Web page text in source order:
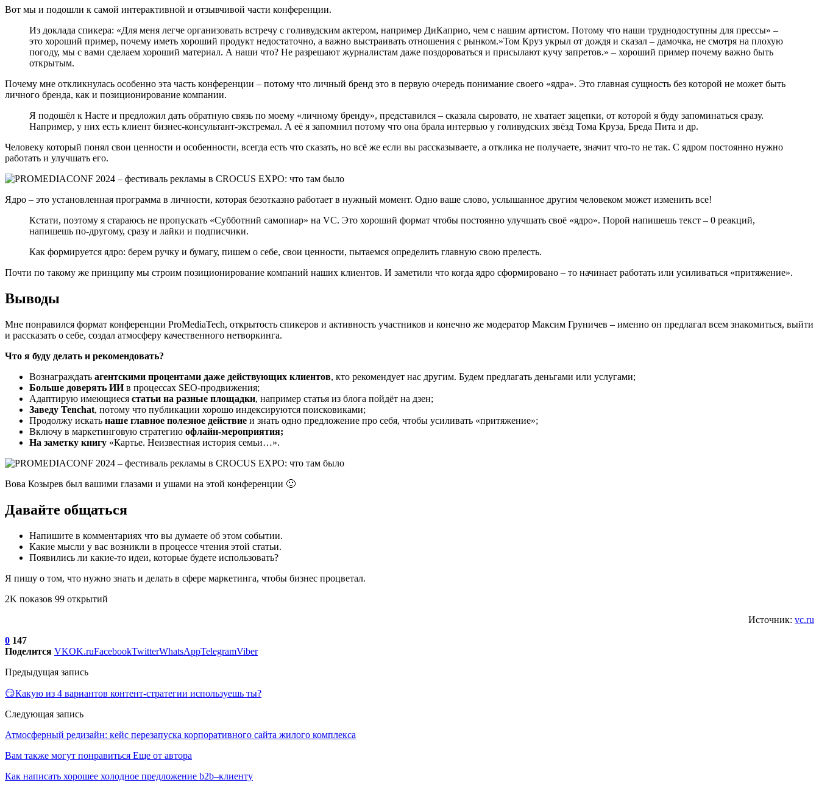
Вот мы и подошли к самой интерактивной и отзывчивой части конференции.
Из доклада спикера: «Для меня легче организовать встречу с голивудским актером, например ДиКаприо, чем с нашим артистом. Потому что наши труднодоступны для прессы» –
это хороший пример, почему иметь хороший продукт недостаточно, а важно выстраивать отношения с рынком.»Том Круз укрыл от дождя и сказал – дамочка, не смотря на плохую
погоду, мы с вами сделаем хороший материал. А наши что? Не разрешают журналистам даже поздороваться и присылают кучу запретов.» – хороший пример почему важно быть
открытым.
Почему мне откликнулась особенно эта часть конференции – потому что личный бренд это в первую очередь понимание своего «ядра». Это главная сущность без которой не может быть
личного бренда, как и позиционирование компании.
Я подошёл к Насте и предложил дать обратную связь по моему «личному бренду», представился – сказала сыровато, не хватает зацепки, от которой я буду запоминаться сразу.
Например, у них есть клиент бизнес-консультант-экстремал. А её я запомнил потому что она брала интервью у голивудских звёзд Тома Круза, Бреда Пита и др.
Человеку который понял свои ценности и особенности, всегда есть что сказать, но всё же если вы рассказываете, а отклика не получаете, значит что-то не так. С ядром постоянно нужно
работать и улучшать его.
Ядро – это установленная программа в личности, которая безотказно работает в нужный момент. Одно ваше слово, услышанное другим человеком может изменить все!
Кстати, поэтому я стараюсь не пропускать «Субботний самопиар» на VC. Это хороший формат чтобы постоянно улучшать своё «ядро». Порой напишешь текст – 0 реакций,
напишешь по-другому, сразу и лайки и подписчики.
Как формируется ядро: берем ручку и бумагу, пишем о себе, свои ценности, пытаемся определить главную свою прелесть.
Почти по такому же принципу мы строим позиционирование компаний наших клиентов. И заметили что когда ядро сформировано – то начинает работать или усиливаться «притяжение».
Выводы
Мне понравился формат конференции ProMediaTech, открытость спикеров и активность участников и конечно же модератор Максим Груничев – именно он предлагал всем знакомиться, выйти
и рассказать о себе, создал атмосферу качественного нетворкинга.
Что я буду делать и рекомендовать?
Вознаграждать агентскими процентами даже действующих клиентов, кто рекомендует нас другим. Будем предлагать деньгами или услугами;
Больше доверять ИИв процессах SEO-продвижения;
Адаптирую имеющиеся статьи на разные площадки, например статья из блога пойдёт на дзен;
Заведу Tenchat, потому что публикации хорошо индексируются поисковиками;
Продолжу искать наше главное полезное действие и знать одно предложение про себя, чтобы усиливать «притяжение»;
Включу в маркетинговую стратегию офлайн-мероприятия;
На заметку книгу «Картье. Неизвестная история семьи…».
Вова Козырев был вашими глазами и ушами на этой конференции 🙂
Давайте общаться
Напишите в комментариях что вы думаете об этом событии.
Какие мысли у вас возникли в процессе чтения этой статьи.
Появились ли какие-то идеи, которые будете использовать?
Я пишу о том, что нужно знать и делать в сфере маркетинга, чтобы бизнес процветал.
2K показов 99 открытий
Источник: vc.ru
0 147
Поделится VKOK.ruFacebookTwitterWhatsAppTelegramViber
Предыдущая запись
😏Какую из 4 вариантов контент-стратегии используешь ты?
Следующая запись
Атмосферный редизайн: кейс перезапуска корпоративного сайта жилого комплекса
Вам также могут понравиться Еще от автора
Как написать хорошее холодное предложение b2b–клиенту